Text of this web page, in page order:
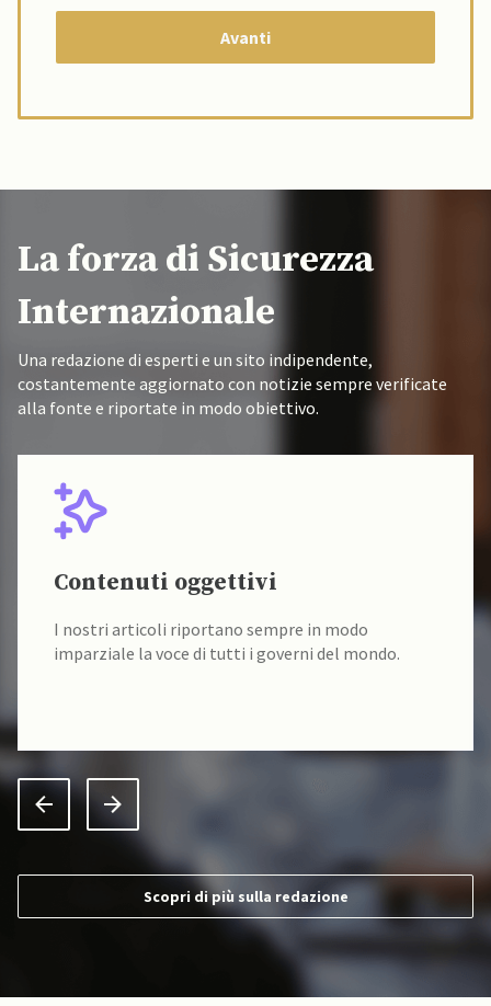
La forza di Sicurezza
Internazionale
Una redazione di esperti e un sito indipendente,
costantemente aggiornato con notizie sempre verificate
alla fonte e riportate in modo obiettivo.
Contenuti oggettivi
I nostri articoli riportano sempre in modo
imparziale la voce di tutti i governi del mondo.
Scopri di più sulla redazione